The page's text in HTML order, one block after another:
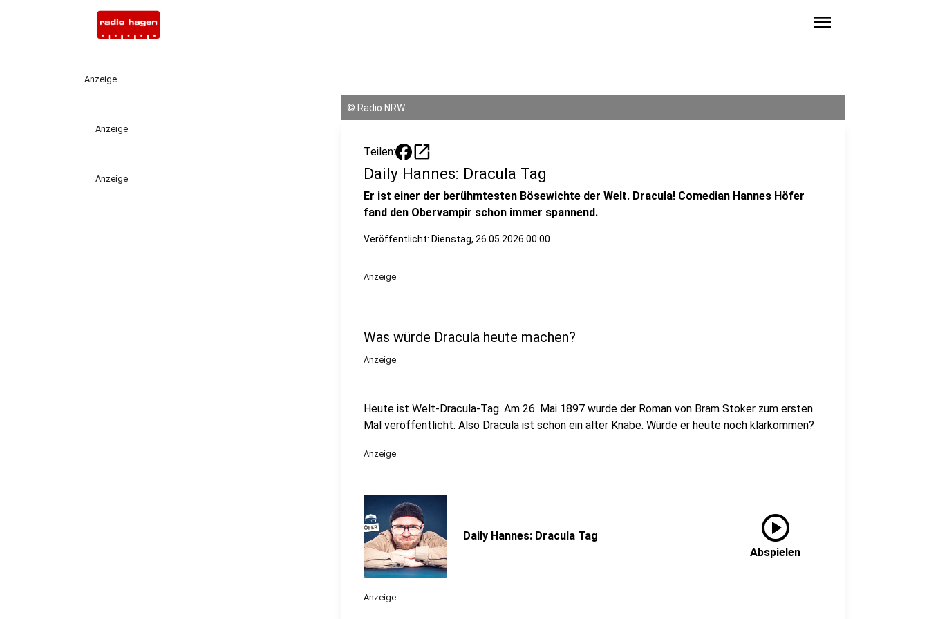
menu
Anzeige
Anzeige
Anzeige
© Radio NRW
Teilen: open_in_new
Daily Hannes: Dracula Tag
Er ist einer der berühmtesten Bösewichte der Welt. Dracula! Comedian Hannes Höfer
fand den Obervampir schon immer spannend.
Veröffentlicht: Dienstag, 26.05.2026 00:00
Anzeige
Was würde Dracula heute machen?
Anzeige
Heute ist Welt-Dracula-Tag. Am 26. Mai 1897 wurde der Roman von Bram Stoker zum ersten
Mal veröffentlicht. Also Dracula ist schon ein alter Knabe. Würde er heute noch klarkommen?
Anzeige
Daily Hannes: Dracula Tag play_circle
Abspielen
Anzeige